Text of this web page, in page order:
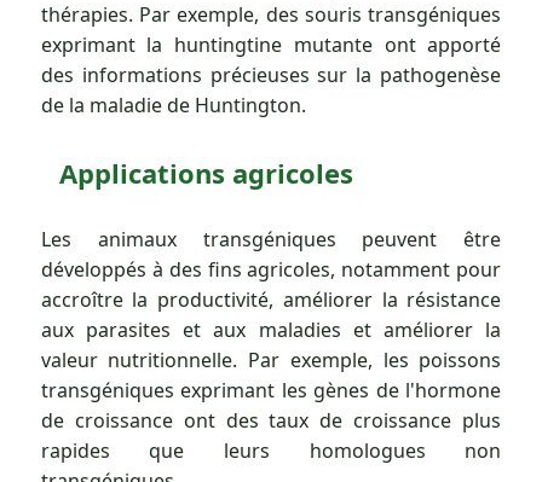
thérapies. Par exemple, des souris transgéniques
exprimant la huntingtine mutante ont apporté
des informations précieuses sur la pathogenèse
de la maladie de Huntington.
Applications agricoles
Les animaux transgéniques peuvent être
développés à des fins agricoles, notamment pour
accroître la productivité, améliorer la résistance
aux parasites et aux maladies et améliorer la
valeur nutritionnelle. Par exemple, les poissons
transgéniques exprimant les gènes de l'hormone
de croissance ont des taux de croissance plus
rapides que leurs homologues non